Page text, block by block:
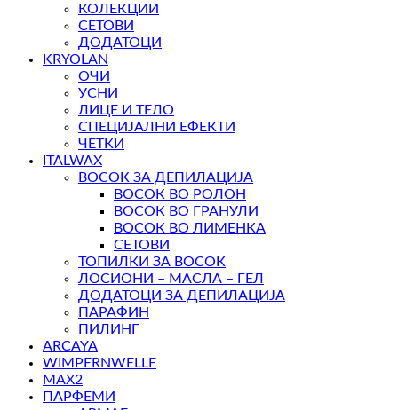
КОЛЕКЦИИ
СЕТОВИ
ДОДАТОЦИ
KRYOLAN
ОЧИ
УСНИ
ЛИЦЕ И ТЕЛО
СПЕЦИЈАЛНИ ЕФЕКТИ
ЧЕТКИ
ITALWAX
ВОСОК ЗА ДЕПИЛАЦИЈА
ВОСОК ВО РОЛОН
ВОСОК ВО ГРАНУЛИ
ВОСОК ВО ЛИМЕНКА
СЕТОВИ
ТОПИЛКИ ЗА ВОСОК
ЛОСИОНИ – МАСЛА – ГЕЛ
ДОДАТОЦИ ЗА ДЕПИЛАЦИЈА
ПАРАФИН
ПИЛИНГ
ARCAYA
WIMPERNWELLE
MAX2
ПАРФЕМИ